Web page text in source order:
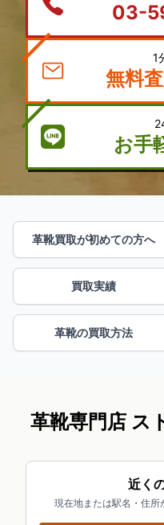
03-
1
無料
お手
革靴買取が初めての方へ
買取実績
革靴の買取方法
革靴専門店 ス
近く
現在地または駅名・住所